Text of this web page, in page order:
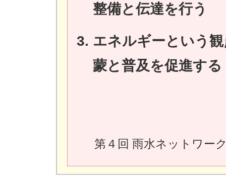
整備と伝達を行う
エネルギーという
蒙と普及を促進する
第４回 雨水ネットワー